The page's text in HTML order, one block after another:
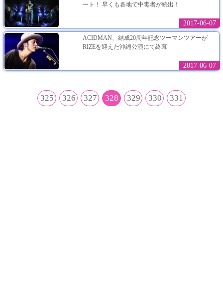
ート！ 早くも各地で中毒者が続出！
2017-06-07
ACIDMAN、結成20周年記念ツーマンツアーが
RIZEを迎えた沖縄公演にて終幕
2017-06-07
325 326 327 328 329 330 331